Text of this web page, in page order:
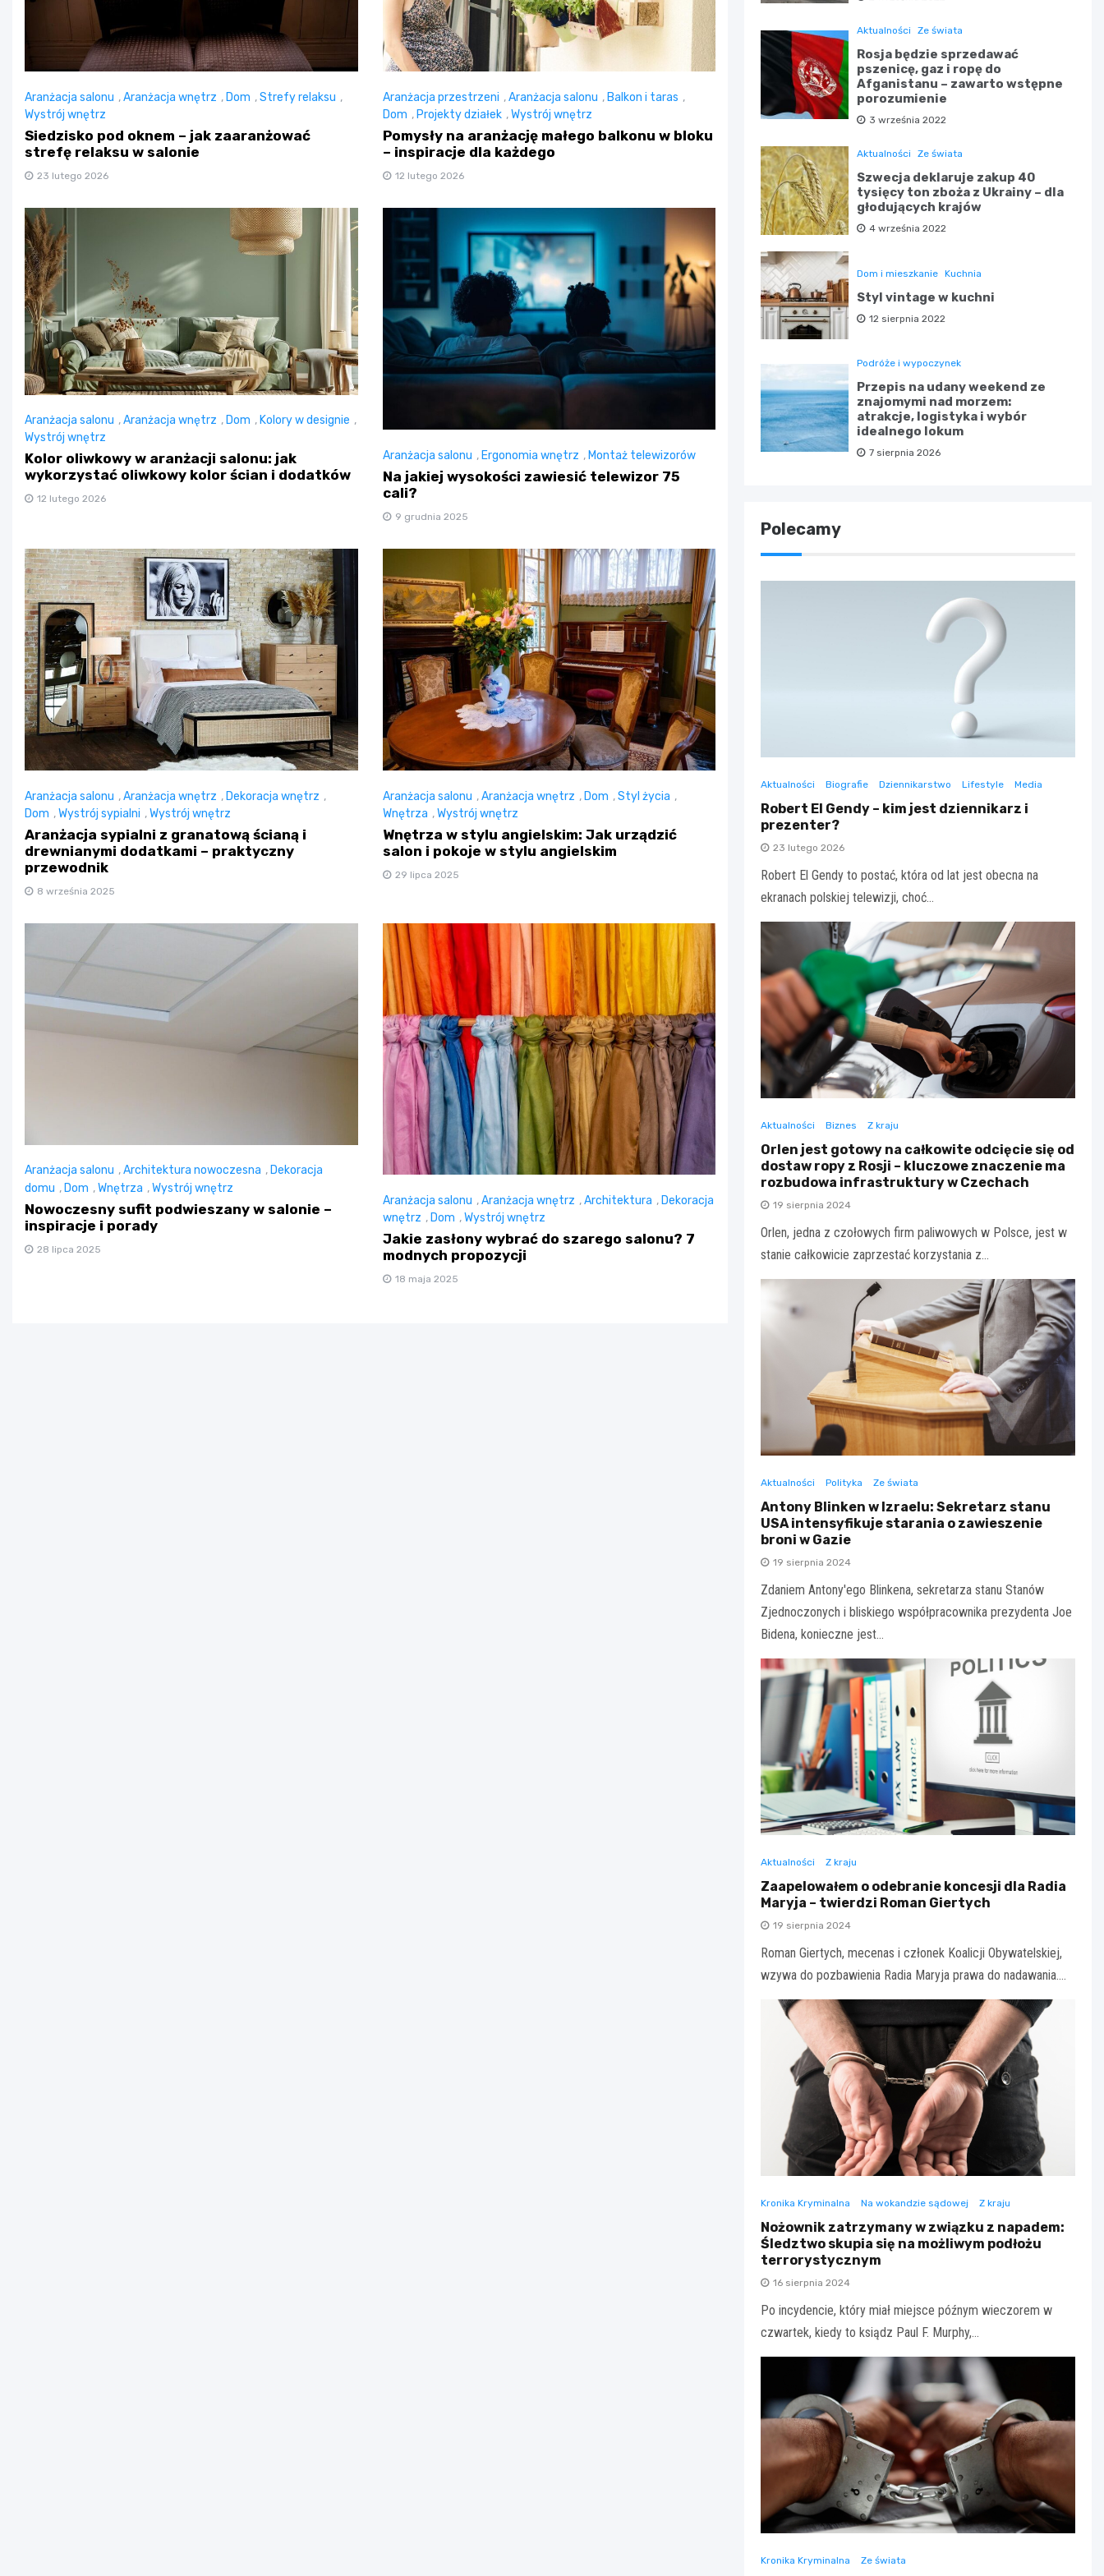
Aranżacja salonu ,Aranżacja wnętrz , Dom ,Strefy relaksu ,
Wystrój wnętrz
Siedzisko pod oknem – jak zaaranżować
strefę relaksu w salonie
23 lutego 2026
Aranżacja przestrzeni ,Aranżacja salonu , Balkon i taras ,
Dom , Projekty działek ,Wystrój wnętrz
Pomysły na aranżację małego balkonu w bloku
– inspiracje dla każdego
12 lutego 2026
Aranżacja salonu ,Aranżacja wnętrz , Dom , Kolory w designie ,
Wystrój wnętrz
Kolor oliwkowy w aranżacji salonu: jak
wykorzystać oliwkowy kolor ścian i dodatków
12 lutego 2026
Aranżacja salonu , Ergonomia wnętrz , Montaż telewizorów
Na jakiej wysokości zawiesić telewizor 75
cali?
9 grudnia 2025
Aranżacja salonu ,Aranżacja wnętrz ,Dekoracja wnętrz ,
Dom ,Wystrój sypialni ,Wystrój wnętrz
Aranżacja sypialni z granatową ścianą i
drewnianymi dodatkami – praktyczny
przewodnik
8 września 2025
Aranżacja salonu ,Aranżacja wnętrz ,Dom ,Styl życia ,
Wnętrza ,Wystrój wnętrz
Wnętrza w stylu angielskim: Jak urządzić
salon i pokoje w stylu angielskim
29 lipca 2025
Aranżacja salonu ,Architektura nowoczesna ,Dekoracja
domu , Dom ,Wnętrza ,Wystrój wnętrz
Nowoczesny sufit podwieszany w salonie –
inspiracje i porady
28 lipca 2025
Aranżacja salonu ,Aranżacja wnętrz ,Architektura , Dekoracja
wnętrz , Dom ,Wystrój wnętrz
Jakie zasłony wybrać do szarego salonu? 7
modnych propozycji
18 maja 2025
Aktualności Ze świata
Rosja będzie sprzedawać
pszenicę, gaz i ropę do
Afganistanu – zawarto wstępne
porozumienie
3 września 2022
Aktualności Ze świata
Szwecja deklaruje zakup 40
tysięcy ton zboża z Ukrainy – dla
głodujących krajów
4 września 2022
Dom i mieszkanie Kuchnia
Styl vintage w kuchni
12 sierpnia 2022
Podróże i wypoczynek
Przepis na udany weekend ze
znajomymi nad morzem:
atrakcje, logistyka i wybór
idealnego lokum
7 sierpnia 2026
Polecamy
Aktualności Biografie Dziennikarstwo Lifestyle Media
Robert El Gendy – kim jest dziennikarz i
prezenter?
23 lutego 2026
Robert El Gendy to postać, która od lat jest obecna na
ekranach polskiej telewizji, choć…
Aktualności Biznes Z kraju
Orlen jest gotowy na całkowite odcięcie się od
dostaw ropy z Rosji – kluczowe znaczenie ma
rozbudowa infrastruktury w Czechach
19 sierpnia 2024
Orlen, jedna z czołowych firm paliwowych w Polsce, jest w
stanie całkowicie zaprzestać korzystania z…
Aktualności Polityka Ze świata
Antony Blinken w Izraelu: Sekretarz stanu
USA intensyfikuje starania o zawieszenie
broni w Gazie
19 sierpnia 2024
Zdaniem Antony'ego Blinkena, sekretarza stanu Stanów
Zjednoczonych i bliskiego współpracownika prezydenta Joe
Bidena, konieczne jest…
Aktualności Z kraju
Zaapelowałem o odebranie koncesji dla Radia
Maryja – twierdzi Roman Giertych
19 sierpnia 2024
Roman Giertych, mecenas i członek Koalicji Obywatelskiej,
wzywa do pozbawienia Radia Maryja prawa do nadawania.…
Kronika Kryminalna Na wokandzie sądowej Z kraju
Nożownik zatrzymany w związku z napadem:
Śledztwo skupia się na możliwym podłożu
terrorystycznym
16 sierpnia 2024
Po incydencie, który miał miejsce późnym wieczorem w
czwartek, kiedy to ksiądz Paul F. Murphy,…
Kronika Kryminalna Ze świata